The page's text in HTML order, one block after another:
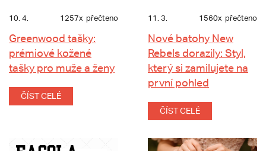
10. 4. 1257x přečteno
Greenwood tašky:
prémiové kožené
tašky pro muže a ženy
ČÍST CELÉ
11. 3. 1560x přečteno
Nové batohy New
Rebels dorazily: Styl,
který si zamilujete na
první pohled
ČÍST CELÉ